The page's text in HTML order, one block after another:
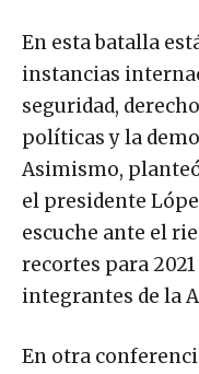
En esta batalla
instancias
seguridad,
políticas y la
Asimismo,
el presidente
escuche ante el
recortes para
integrantes de la
En otra